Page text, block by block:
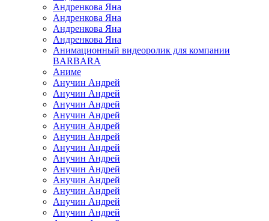
Андренкова Яна
Андренкова Яна
Андренкова Яна
Андренкова Яна
Анимационный видеоролик для компании
BARBARA
Аниме
Анучин Андрей
Анучин Андрей
Анучин Андрей
Анучин Андрей
Анучин Андрей
Анучин Андрей
Анучин Андрей
Анучин Андрей
Анучин Андрей
Анучин Андрей
Анучин Андрей
Анучин Андрей
Анучин Андрей